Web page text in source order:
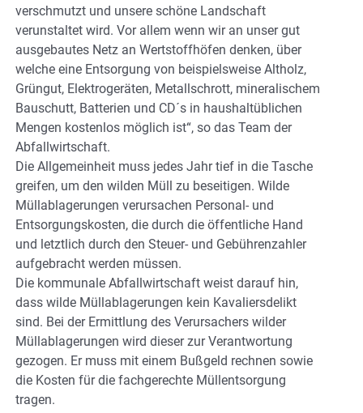
verschmutzt und unsere schöne Landschaft
verunstaltet wird. Vor allem wenn wir an unser gut
ausgebautes Netz an Wertstoffhöfen denken, über
welche eine Entsorgung von beispielsweise Altholz,
Grüngut, Elektrogeräten, Metallschrott, mineralischem
Bauschutt, Batterien und CD´s in haushaltüblichen
Mengen kostenlos möglich ist“, so das Team der
Abfallwirtschaft.
Die Allgemeinheit muss jedes Jahr tief in die Tasche
greifen, um den wilden Müll zu beseitigen. Wilde
Müllablagerungen verursachen Personal- und
Entsorgungskosten, die durch die öffentliche Hand
und letztlich durch den Steuer- und Gebührenzahler
aufgebracht werden müssen.
Die kommunale Abfallwirtschaft weist darauf hin,
dass wilde Müllablagerungen kein Kavaliersdelikt
sind. Bei der Ermittlung des Verursachers wilder
Müllablagerungen wird dieser zur Verantwortung
gezogen. Er muss mit einem Bußgeld rechnen sowie
die Kosten für die fachgerechte Müllentsorgung
tragen.